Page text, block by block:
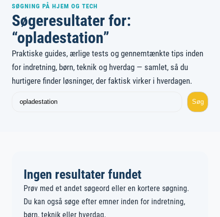
SØGNING PÅ HJEM OG TECH
Søgeresultater for:
“opladestation”
Praktiske guides, ærlige tests og gennemtænkte tips inden
for indretning, børn, teknik og hverdag — samlet, så du
hurtigere finder løsninger, der faktisk virker i hverdagen.
Søg
Ingen resultater fundet
Prøv med et andet søgeord eller en kortere søgning.
Du kan også søge efter emner inden for indretning,
børn, teknik eller hverdag.